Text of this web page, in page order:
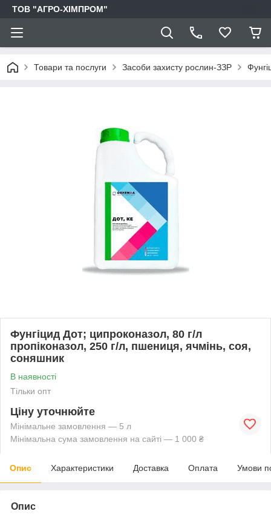
ТОВ "АГРО-ХІМПРОМ"
Товари та послуги Засоби захисту рослин-ЗЗР
Фунгіцид Дот; ципроконазол, 80 г/л
пропіконазол, 250 г/л, пшениця, ячмінь, соя,
соняшник
В наявності
Тільки опт
Ціну уточнюйте
Мінімальне замовлення — 5 л
Мінімальна сума замовлення на сайті — 1 000 ₴
Опис Характеристики Доставка Оплата Умови
Опис